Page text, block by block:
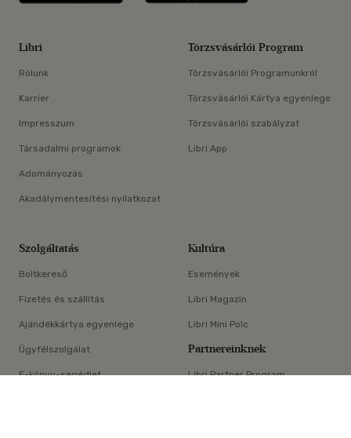
×
Libri
Rólunk
Karrier
Impresszum
Társadalmi programok
Adományozás
Akadálymentesítési nyilatkozat
Törzsvásárlói Program
Törzsvásárlói Programunkról
Törzsvásárlói Kártya egyenlege
Törzsvásárlói szabályzat
Libri App
Szolgáltatás
Boltkereső
Fizetés és szállítás
Ajándékkártya egyenlege
Ügyfélszolgálat
E-könyv-segédlet
Kultúra
Események
Libri Magazin
Libri Mini Polc
Partnereinknek
Libri Partner Program